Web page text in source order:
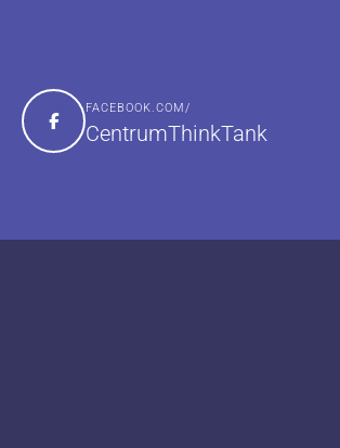
FACEBOOK.COM/
CentrumThinkTank